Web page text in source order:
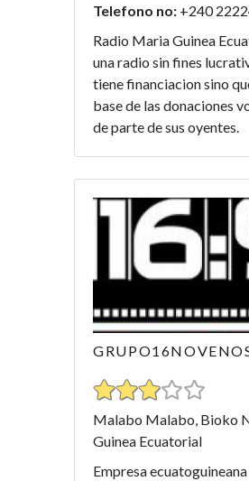
Telefono no: +240
Radio Maria Guinea
una radio sin fines
tiene financiacion sino
base de las donaciones
de parte de sus oyentes.
Malabo Malabo, Bioko
Guinea Ecuatorial
Empresa ecuatoguineana